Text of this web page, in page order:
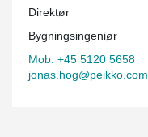
Direktør
Bygningsingeniør
Mob. +45 5120 5658
jonas.hog@peikko.com